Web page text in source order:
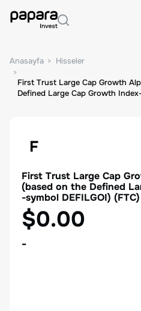
Anasayfa Hisseler
First Trust Large Cap Growth
Defined Large Cap Growth
F
First Trust Large Cap
(based on the Defined
-symbol DEFILGOI) (FTC
$0.00
-